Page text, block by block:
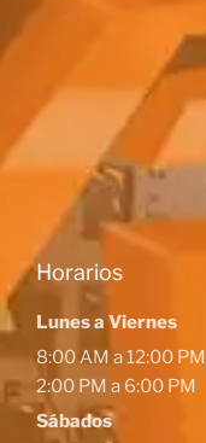
Horarios
Lunes a Viernes
8:00 AM a 12:00 PM
2:00 PM a 6:00 PM
Sábados